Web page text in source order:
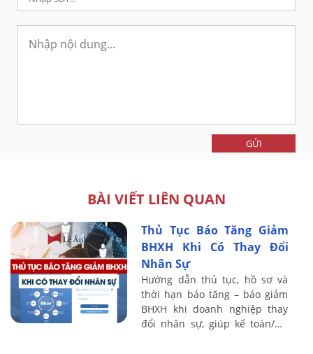
GỬI
BÀI VIẾT LIÊN QUAN
Thủ Tục Báo Tăng Giảm
BHXH Khi Có Thay Đổi
Nhân Sự
Hướng dẫn thủ tục, hồ sơ và
thời hạn báo tăng – báo giảm
BHXH khi doanh nghiệp thay
đổi nhân sự, giúp kế toán/HR